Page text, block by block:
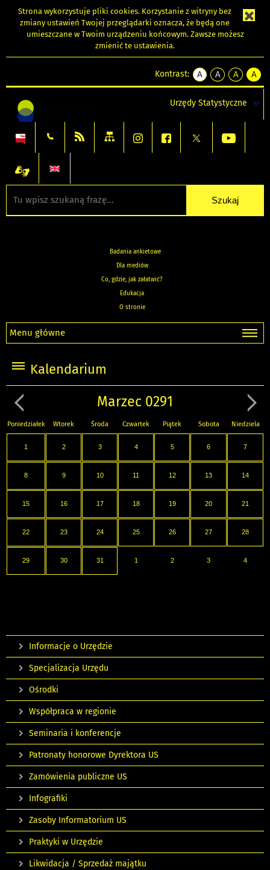
Strona wykorzystuje pliki cookies. Korzystanie z witryny bez
zmiany ustawień Twojej przeglądarki oznacza, że będą one
umieszczane w Twoim urządzeniu końcowym. Zawsze możesz
zmienić te ustawienia.
Kontrast:
A
kontrast
A
kontrast
tekst
czarnym
A
kontrast
tekst
czarnym
A
tekst
żółtym
Urzędy Statystyczne
Badania ankietowe
Dla mediów
Co, gdzie, jak załatwić?
Edukacja
O stronie
Menu główne
Kalendarium
Marzec 0291
Poniedziałek Wtorek Środa Czwartek Piątek Sobota Niedziela
1 2 3 4 5 6 7
8 9 10 11 12 13 14
15 16 17 18 19 20 21
22 23 24 25 26 27 28
29 30 31 1 2 3 4
Informacje o Urzędzie
Specjalizacja Urzędu
Ośrodki
Współpraca w regionie
Seminaria i konferencje
Patronaty honorowe Dyrektora US
Zamówienia publiczne US
Infografiki
Zasoby Informatorium US
Praktyki w Urzędzie
Likwidacja / Sprzedaż majątku